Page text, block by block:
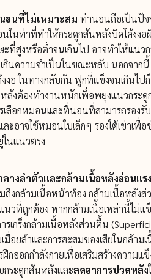
อนที่ไม่เหมาะสม ท่านอนถือเป็นปัจ
นท่าที่ทำให้กระดูกสันหลังบิดโค้งงอ
ที่สูงหรือต่ำจนเกินไป อาจทำให้แน
เกินความจำเป็นในขณะหลับ นอกจ
งอ ในทางกลับกัน ฟูกที่แข็งจนเกินไป
ลังต้องทำงานหนักเพื่อพยุงแนวกระ
เลือกหมอนและที่นอนที่สามารถรอง
ละอาจใช้หมอนใบเล็กๆ รองใต้เข่า
นแนวตรง
างลำตัวและกล้ามเนื้อหลังอ่อนแรง
ถึงกล้ามเนื้อหน้าท้อง กล้ามเนื้อหลัง
นวที่ถูกต้อง หากกล้ามเนื้อเหล่านี้ไม่
รเกร็งกล้ามเนื้อหลังส่วนตื้น
มื่อยล้าและการสะสมของเสียในกล้าม
ฝึกออกกำลังกายเพื่อเสริมสร้างความ
กระดูกสันหลังและลดอาการปวดหลัง